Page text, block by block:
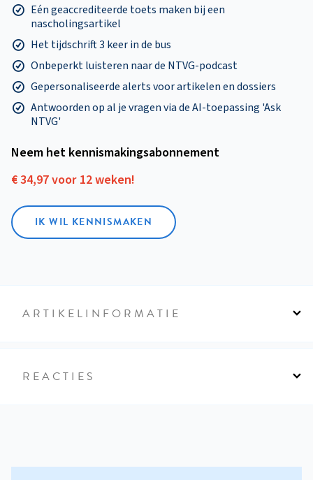
Eén geaccrediteerde toets maken bij een
nascholingsartikel
Het tijdschrift 3 keer in de bus
Onbeperkt luisteren naar de NTVG-podcast
Gepersonaliseerde alerts voor artikelen en dossiers
Antwoorden op al je vragen via de AI-toepassing 'Ask
NTVG'
Neem het kennismakings­abonnement
€ 34,97 voor 12 weken!
IK WIL KENNISMAKEN
ARTIKELINFORMATIE
REACTIES